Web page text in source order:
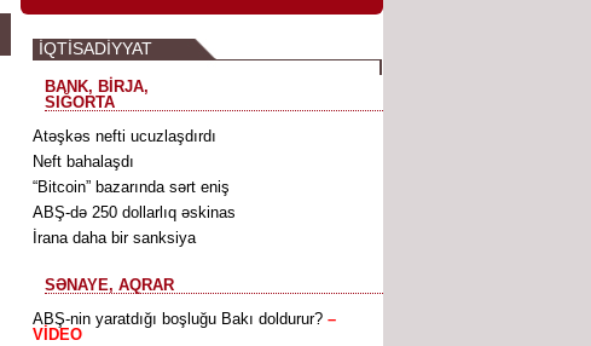
İQTİSADİYYAT
BANK, BİRJA,
SIĞORTA
Atəşkəs nefti ucuzlaşdırdı
Neft bahalaşdı
“Bitcoin” bazarında sərt eniş
ABŞ-də 250 dollarlıq əskinas
İrana daha bir sanksiya
SƏNAYE, AQRAR
ABŞ-nin yaratdığı boşluğu Bakı doldurur? –
VİDEO